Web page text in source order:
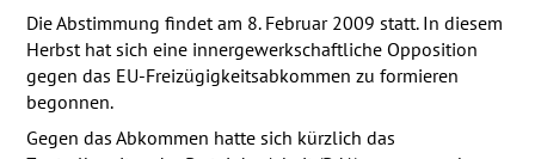
Die Abstimmung findet am 8. Februar 2009 statt. In diesem
Herbst hat sich eine innergewerkschaftliche Opposition
gegen das EU-Freizügigkeitsabkommen zu formieren
begonnen.
Gegen das Abkommen hatte sich kürzlich das